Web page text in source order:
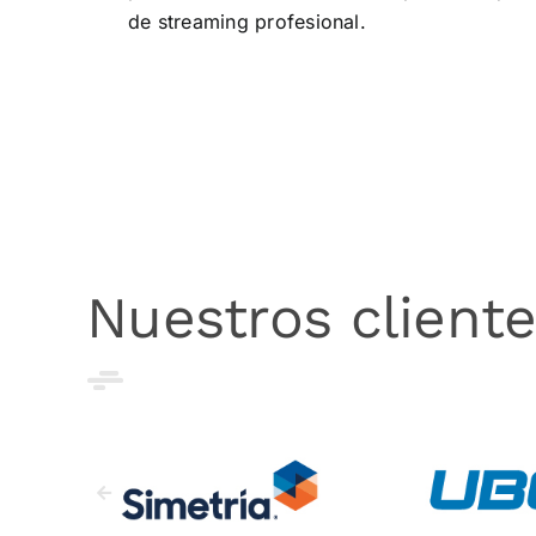
de streaming profesional.
Nuestros